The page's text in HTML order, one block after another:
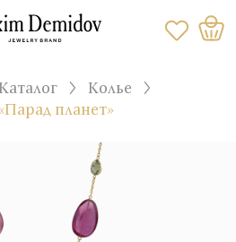
Колье
планет»